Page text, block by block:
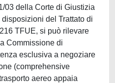
03 della Corte di Giustizia
del Trattato di
TFUE, si può rilevare
Commissione di
esclusiva a negoziare
(comprehensive
aereo appaia